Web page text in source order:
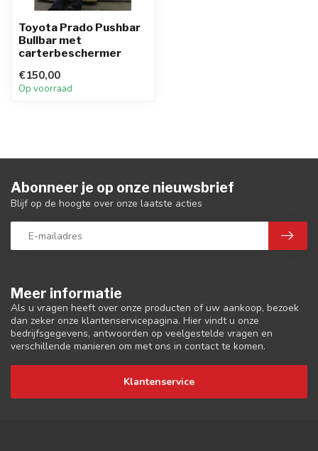
Toyota Prado Pushbar
Bullbar met
carterbeschermer
€150,00
Op voorraad
Meer informatie
Als u vragen heeft over onze producten of uw aankoop, bezoek
dan zeker onze klantenservicepagina. Hier vindt u onze
bedrijfsgegevens, antwoorden op veelgestelde vragen en
verschillende manieren om met ons in contact te komen.
Klantenservice
Abonneer je op onze nieuwsbrief
Blijf op de hoogte over onze laatste acties